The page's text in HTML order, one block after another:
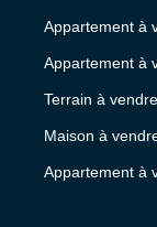
Appartement à
Appartement à
Terrain à
Maison à
Appartement à